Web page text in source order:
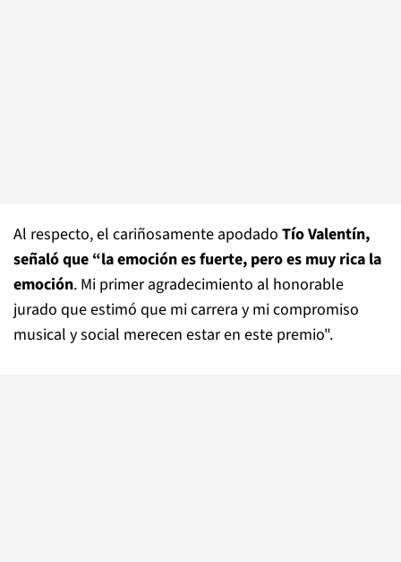
Al respecto, el cariñosamente apodado Tío Valentín,
señaló que “la emoción es fuerte, pero es muy rica la
emoción. Mi primer agradecimiento al honorable
jurado que estimó que mi carrera y mi compromiso
musical y social merecen estar en este premio".